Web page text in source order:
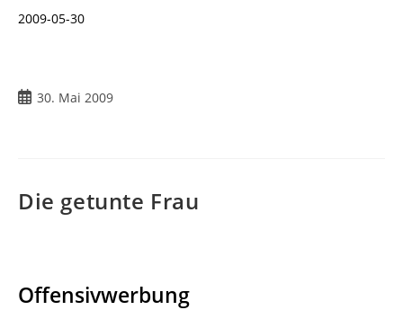
2009-05-30
Beitrag
30. Mai 2009
Die getunte Frau
Offensivwerbung